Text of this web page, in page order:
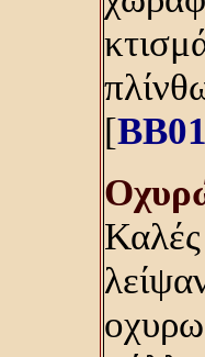
[
Καλές